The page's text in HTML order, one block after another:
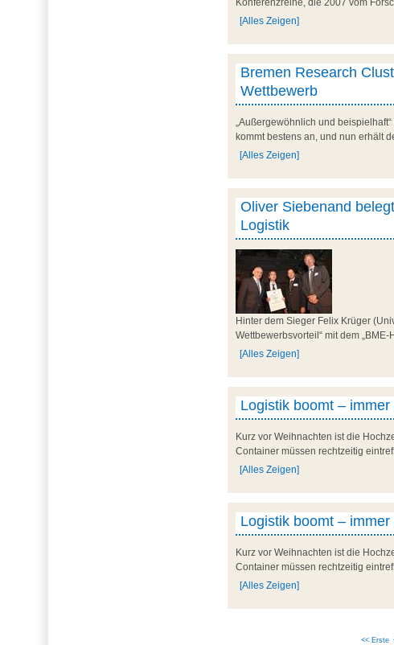
Konferenzreihe, die 2007 vom
[Alles Zeigen]
Bremen Research
Wettbewerb
„Außergewöhnlich und
kommt bestens an, und nun erhält
[Alles Zeigen]
Oliver Siebenand
Logistik
Hinter dem Sieger Felix Krüger
Wettbewerbsvorteil“ mit dem
[Alles Zeigen]
Logistik boomt –
Kurz vor Weihnachten ist die
Container müssen rechtzeitig
[Alles Zeigen]
Logistik boomt –
Kurz vor Weihnachten ist die
Container müssen rechtzeitig
[Alles Zeigen]
<< Erste